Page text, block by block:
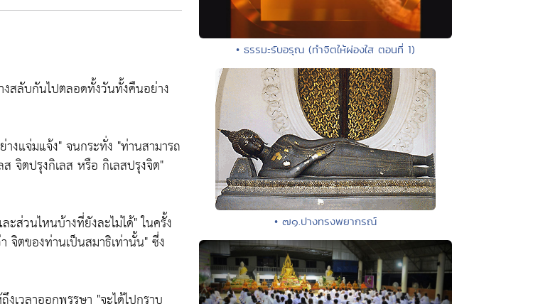
งสลับกันไปตลอดทั้งวันทั้งคืนอย่าง
งแจ่มแจ้ง"จนกระทั่ง "ท่านสามารถ
ส จิตปรุงกิเลส หรือ กิเลสปรุงจิต"
ะส่วนไหนบ้างที่ยังละไม่ได้"ในครั้ง
จิตของท่านเป็นสมาธิเท่านั้น"ซึ่ง
• ธรรมะรับอรุณ (ทำจิตให้ผ่องใส ตอนที่ 1)
• ๗๑.ปางทรงพยากรณ์